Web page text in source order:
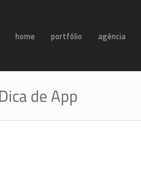
home portfólio agência
de App